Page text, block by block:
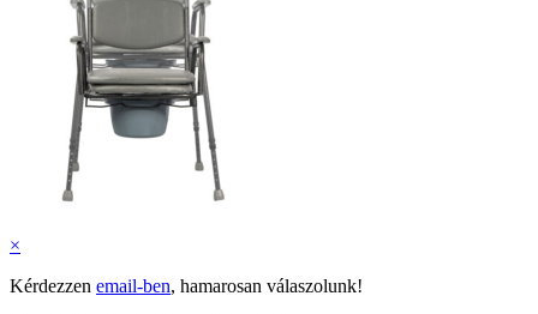
×
Kérdezzen email-ben, hamarosan válaszolunk!